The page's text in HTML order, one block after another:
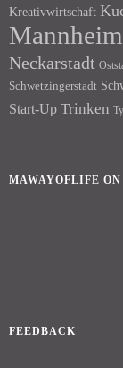
Kreativwirtschaft
Mannheim
Neckarstadt
Schwetzingerstadt
Start-Up Trinken
MAWAYOFLIFE
FEEDBACK